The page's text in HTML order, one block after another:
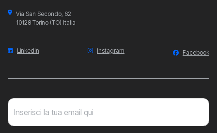
Via San Secondo, 62
10128 Torino (TO) Italia
LinkedIn Instagram Facebook
Inserisci la tua email qui